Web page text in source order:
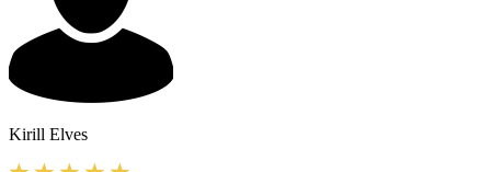
Kirill Elves